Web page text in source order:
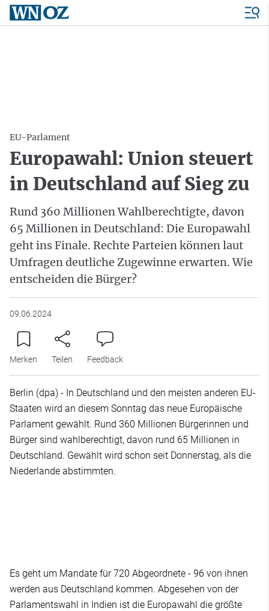
EU-Parlament
Europawahl: Union steuert
in Deutschland auf Sieg zu
Rund 360 Millionen Wahlberechtigte, davon
65 Millionen in Deutschland: Die Europawahl
geht ins Finale. Rechte Parteien können laut
Umfragen deutliche Zugewinne erwarten. Wie
entscheiden die Bürger?
09.06.2024
Merken Teilen Feedback
Berlin (dpa) - In Deutschland und den meisten anderen EU-
Staaten wird an diesem Sonntag das neue Europäische
Parlament gewählt. Rund 360 Millionen Bürgerinnen und
Bürger sind wahlberechtigt, davon rund 65 Millionen in
Deutschland. Gewählt wird schon seit Donnerstag, als die
Niederlande abstimmten.
Es geht um Mandate für 720 Abgeordnete - 96 von ihnen
werden aus Deutschland kommen. Abgesehen von der
Parlamentswahl in Indien ist die Europawahl die größte